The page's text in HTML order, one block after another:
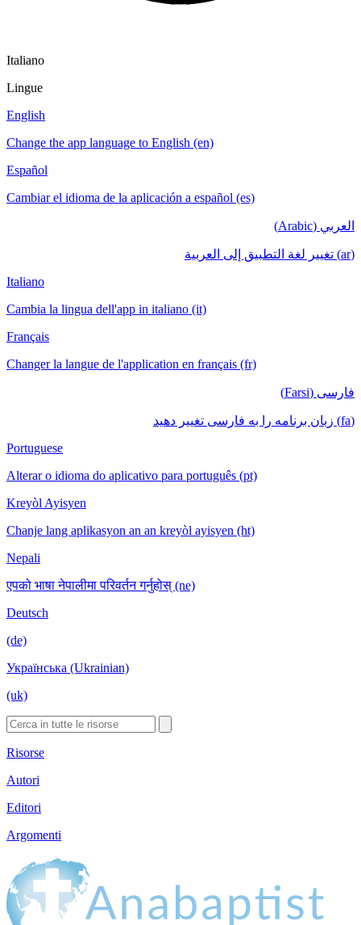
Italiano
Lingue
English
Change the app language to English (en)
Español
Cambiar el idioma de la aplicación a español (es)
العربي (Arabic)
(ar) تغيير لغة التطبيق إلى العربية
Italiano
Cambia la lingua dell'app in italiano (it)
Français
Changer la langue de l'application en français (fr)
فارسی (Farsi)
(fa) زبان برنامه را به فارسی تغییر دهید
Portuguese
Alterar o idioma do aplicativo para português (pt)
Kreyòl Ayisyen
Chanje lang aplikasyon an an kreyòl ayisyen (ht)
Nepali
एपको भाषा नेपालीमा परिवर्तन गर्नुहोस् (ne)
Deutsch
(de)
Українська (Ukrainian)
(uk)
Risorse
Autori
Editori
Argomenti